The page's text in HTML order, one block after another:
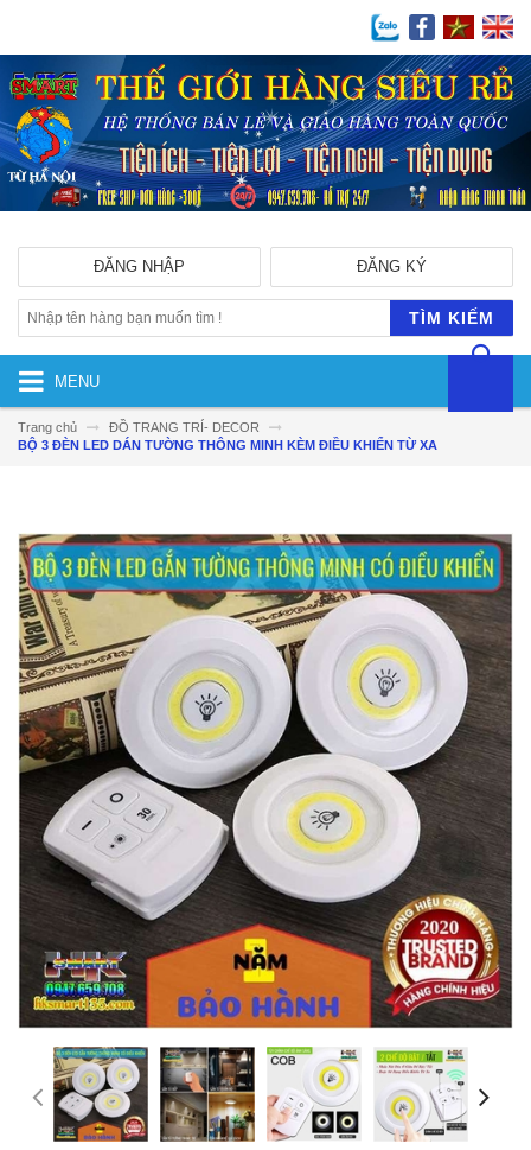
ĐĂNG KÝ
ĐĂNG NHẬP
TÌM KIẾM
MENU
Trang chủ
ĐỒ TRANG TRÍ- DECOR
BỘ 3 ĐÈN LED DÁN TƯỜNG THÔNG MINH KÈM ĐIỀU KHIỂN TỪ XA